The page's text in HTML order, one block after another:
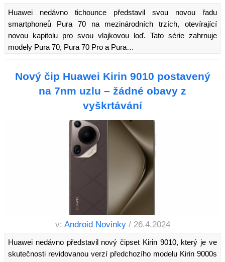
Huawei nedávno tichounce představil svou novou řadu
smartphoneů Pura 70 na mezinárodních trzích, otevírající
novou kapitolu pro svou vlajkovou loď. Tato série zahrnuje
modely Pura 70, Pura 70 Pro a Pura…
Nový čip Huawei Kirin 9010 postavený
na 7nm uzlu – žádné obavy z
vyškrtávání
v: Android Novinky / 26.4.2024
Huawei nedávno představil nový čipset Kirin 9010, který je ve
skutečnosti revidovanou verzí předchozího modelu Kirin 9000s